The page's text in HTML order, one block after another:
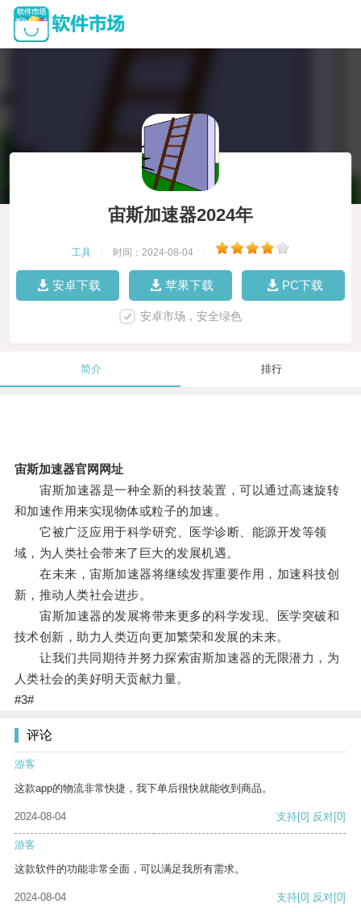
宙斯加速器2024年
工具 时间：2024-08-04
安卓下载 苹果下载 PC下载
安卓市场，安全绿色
简介 排行
宙斯加速器官网网址
宙斯加速器是一种全新的科技装置，可以通过高速旋转
和加速作用来实现物体或粒子的加速。
它被广泛应用于科学研究、医学诊断、能源开发等领
域，为人类社会带来了巨大的发展机遇。
在未来，宙斯加速器将继续发挥重要作用，加速科技创
新，推动人类社会进步。
宙斯加速器的发展将带来更多的科学发现、医学突破和
技术创新，助力人类迈向更加繁荣和发展的未来。
让我们共同期待并努力探索宙斯加速器的无限潜力，为
人类社会的美好明天贡献力量。
#3#
评论
游客
这款app的物流非常快捷，我下单后很快就能收到商品。
2024-08-04 支持[0] 反对[0]
游客
这款软件的功能非常全面，可以满足我所有需求。
2024-08-04 支持[0] 反对[0]